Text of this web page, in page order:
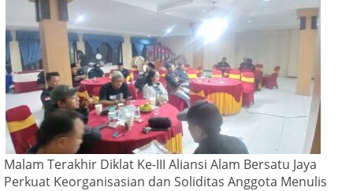
Malam Terakhir Diklat Ke-III Aliansi Alam Bersatu Jaya
Perkuat Keorganisasian dan Soliditas Anggota Menulis